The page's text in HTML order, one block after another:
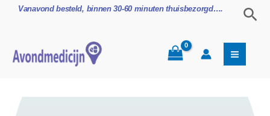
inhoud
Vanavond besteld, binnen 30-60 minuten thuisbezorgd….